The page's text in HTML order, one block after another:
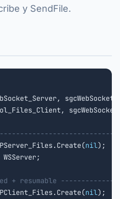
y SendFile.
nil);
+ resumable
nil);